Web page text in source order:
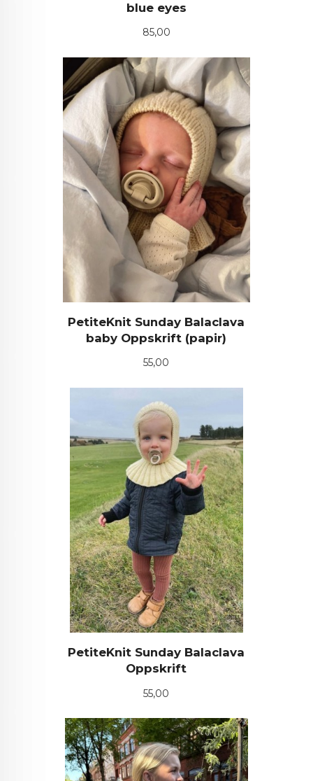
blue eyes
Pris
85,00
PetiteKnit Sunday Balaclava
baby Oppskrift (papir)
Pris
55,00
PetiteKnit Sunday Balaclava
Oppskrift
Pris
55,00